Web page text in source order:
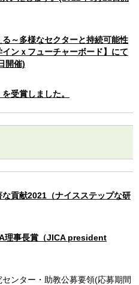
～多様なセクターと持続可能性
ンｘフューチャーボード】にて
開催)
受賞しました。
貢献2021（ナイスステップな研
理事長賞（JICA president
ンター・助教公募要領(応募期間